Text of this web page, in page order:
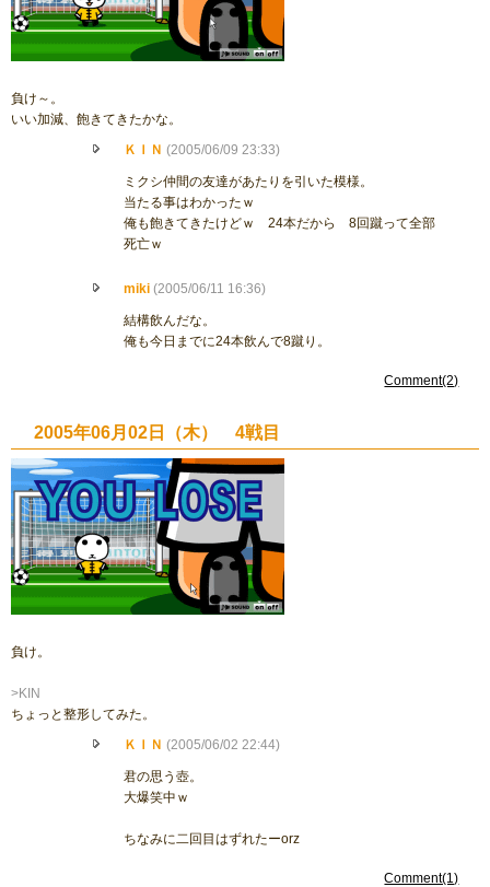
負け～。
いい加減、飽きてきたかな。
ＫＩＮ (2005/06/09 23:33)
ミクシ仲間の友達があたりを引いた模様。
当たる事はわかったｗ
俺も飽きてきたけどｗ 24本だから 8回蹴って全部
死亡ｗ
miki (2005/06/11 16:36)
結構飲んだな。
俺も今日までに24本飲んで8蹴り。
Comment(2)
2005年06月02日（木） 4戦目
負け。
>KIN
ちょっと整形してみた。
ＫＩＮ (2005/06/02 22:44)
君の思う壺。
大爆笑中ｗ
ちなみに二回目はずれたーorz
Comment(1)